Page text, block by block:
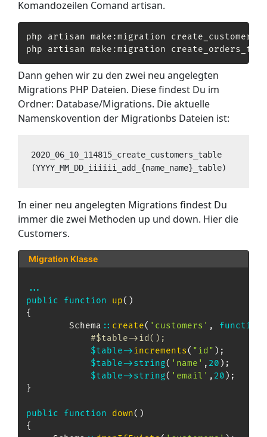
Komandozeilen Comand artisan.
php artisan make:migration
php artisan make:migration
Dann gehen wir zu den zwei neu angelegten
Migrations PHP Dateien. Diese findest Du im
Ordner: Database/Migrations. Die aktuelle
Namenskovention der Migrationbs Dateien ist:
2020_06_10_114815_create_customers_table
(YYYY_MM_DD_iiiiii_add_{name_name}_table)
In einer neu angelegten Migrations findest Du
immer die zwei Methoden up und down. Hier die
Customers.
Migration Klasse
...
public
function up( )
{
Schema :: create( 'customers' ,
function
#$table->id();
$table->increments( "id" ) ;
$table->string( 'name' , 20 ) ;
$table->string( 'email' , 20 ) ;
}
public function down( )
{